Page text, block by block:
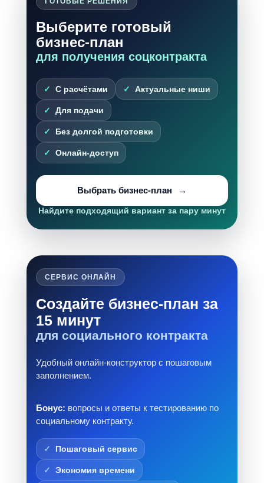
Выберите готовый
бизнес-план
для получения соцконтракта
С расчётами Актуальные ниши
Для подачи
Без долгой подготовки
Онлайн-доступ
Выбрать бизнес-план
Найдите подходящий вариант за пару минут
СЕРВИС ОНЛАЙН
Создайте бизнес-план за
15 минут
для социального контракта
Удобный онлайн-конструктор с пошаговым
заполнением.
Бонус: вопросы и ответы к тестированию по
социальному контракту.
Пошаговый сервис
Экономия времени